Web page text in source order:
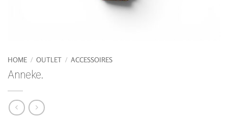
HOME / OUTLET / ACCESSOIRES
Anneke.